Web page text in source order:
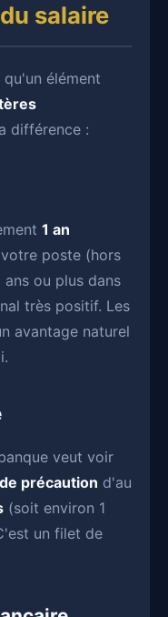
salaire
élément
différence :
1 an
poste (hors
ou plus dans
très positif. Les
avantage naturel
veut voir
précaution d'au
(soit environ 1
un filet de